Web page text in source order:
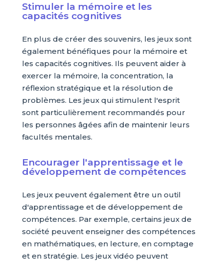
Stimuler la mémoire et les
capacités cognitives
En plus de créer des souvenirs, les jeux sont
également bénéfiques pour la mémoire et
les capacités cognitives. Ils peuvent aider à
exercer la mémoire, la concentration, la
réflexion stratégique et la résolution de
problèmes. Les jeux qui stimulent l'esprit
sont particulièrement recommandés pour
les personnes âgées afin de maintenir leurs
facultés mentales.
Encourager l'apprentissage et le
développement de compétences
Les jeux peuvent également être un outil
d'apprentissage et de développement de
compétences. Par exemple, certains jeux de
société peuvent enseigner des compétences
en mathématiques, en lecture, en comptage
et en stratégie. Les jeux vidéo peuvent